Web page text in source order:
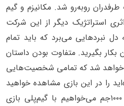
روبه‌رو شد. مکانیزم و گیم
استراتژیک دیگر از این شرکت
نبردهایی می‌برد که باید تمام
بکار بگیرید. متفاوت بودن داستان
خواهد شد که تمامی شخصیت‌هایی
را در این بازی مشاهده خواهید
کرد. در ادامه‌ی این مقاله از ۱۰۰۰جم می‌خواهیم با گیم‌پلی بازی